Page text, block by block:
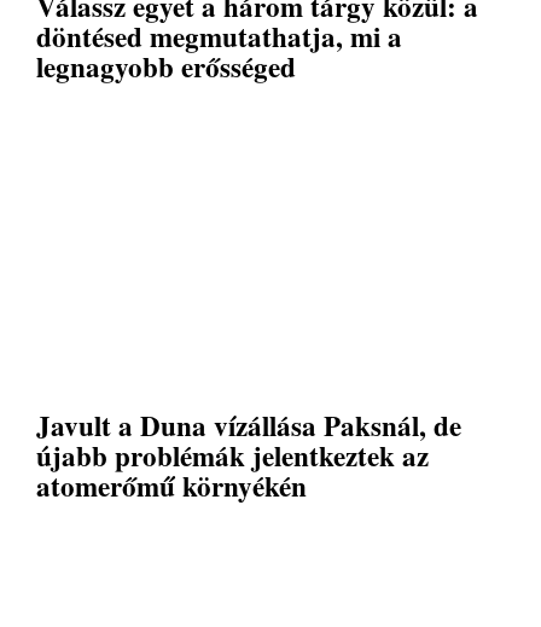
döntésed megmutathatja, mi a
legnagyobb erősséged
Javult a Duna vízállása Paksnál, de
újabb problémák jelentkeztek az
atomerőmű környékén